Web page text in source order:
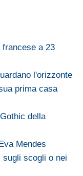
a 23
l'orizzonte
prima casa
della
Mendes
sugli scogli o nei